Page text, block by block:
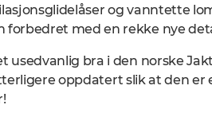
og vanntette
forbedret med en rekke nye
usedvanlig bra i den norske
oppdatert slik at den er